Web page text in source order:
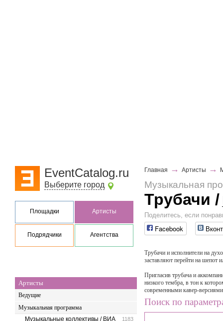
EventCatalog.ru
Выберите город
Площадки Артисты
Подрядчики Агентства
Артисты
Ведущие
Музыкальная программа
1183
Музыкальные коллективы / ВИА
Главная → Артисты →
Музыкальная
Трубачи /
Поделитесь, если
Facebook
Трубачи и исполнители на
заставляют перейти на шепот
Пригласив трубача и
низкого тембра, в тон к
современными кавер-
Поиск по